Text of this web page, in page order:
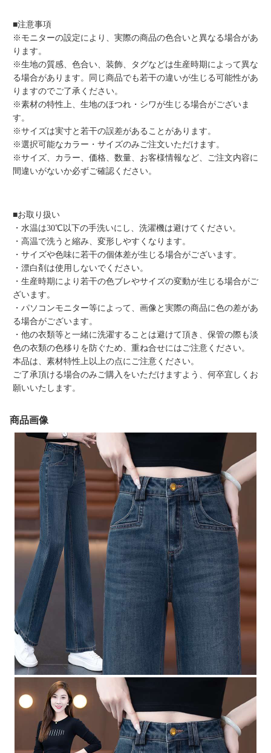
■注意事項
※モニターの設定により、実際の商品の色合いと異なる場合があ
ります。
※生地の質感、色合い、装飾、タグなどは生産時期によって異な
る場合があります。同じ商品でも若干の違いが生じる可能性があ
りますのでご了承ください。
※素材の特性上、生地のほつれ・シワが生じる場合がございま
す。
※サイズは実寸と若干の誤差があることがあります。
※選択可能なカラー・サイズのみご注文いただけます。
※サイズ、カラー、価格、数量、お客様情報など、ご注文内容に
間違いがないか必ずご確認ください。
■お取り扱い
・水温は30℃以下の手洗いにし、洗濯機は避けてください。
・高温で洗うと縮み、変形しやすくなります。
・サイズや色味に若干の個体差が生じる場合がございます。
・漂白剤は使用しないでください。
・生産時期により若干の色ブレやサイズの変動が生じる場合がご
ざいます。
・パソコンモニター等によって、画像と実際の商品に色の差があ
る場合がございます。
・他の衣類等と一緒に洗濯することは避けて頂き、保管の際も淡
色の衣類の色移りを防ぐため、重ね合せにはご注意ください。
本品は、素材特性上以上の点にご注意ください。
ご了承頂ける場合のみご購入をいただけますよう、何卒宜しくお
願いいたします。
商品画像